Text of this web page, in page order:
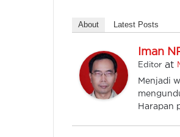
About Latest Posts
Iman
Editor at
Menjadi
Harapan